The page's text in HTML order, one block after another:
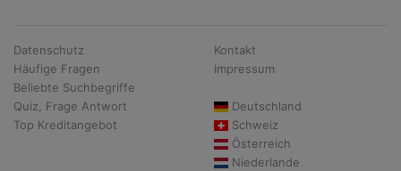
Datenschutz
Häufige Fragen
Beliebte Suchbegriffe
Quiz, Frage Antwort
Top Kreditangebot
Kontakt
Impressum
Deutschland
Schweiz
Österreich
Niederlande